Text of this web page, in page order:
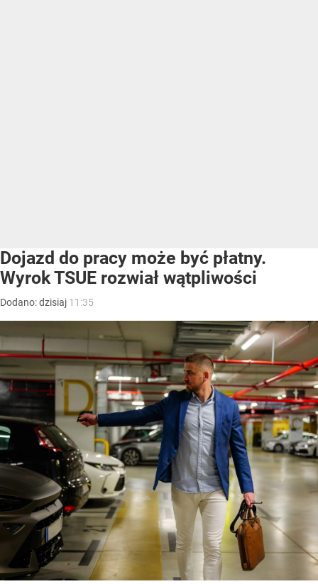
Dojazd do pracy może być płatny.
Wyrok TSUE rozwiał wątpliwości
Dodano:dzisiaj 11:35